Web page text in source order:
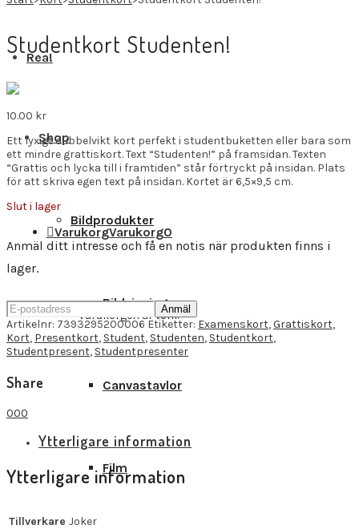
Rea!
Shop
Bildprodukter
Bildvisning
Canvastavlor
Film
VarukorgVarukorg0
Varukorgen är tom.
Studentkort Studenten!
10.00 kr
Ett lyxigt dubbelvikt kort perfekt i studentbuketten eller bara som
ett mindre grattiskort. Text “Studenten!” på framsidan. Texten
“Grattis och lycka till i framtiden” står förtryckt på insidan. Plats
för att skriva egen text på insidan. Kortet är 6,5×9,5 cm.
Slut i lager
Anmäl ditt intresse och få en notis när produkten finns i
lager.
Anmäl
Artikelnr: 7393295200006 Etiketter: Examenskort,Grattiskort,
Kort, Presentkort, Student, Studenten, Studentkort,
Studentpresent, Studentpresenter
Share
000
Ytterligare information
Ytterligare information
Tillverkare Joker